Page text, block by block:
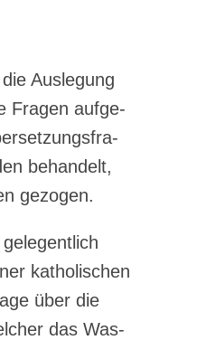
Aus­le­gung
Fra­gen auf­ge­
behan­delt,
gezogen.
katho­li­schen
über die
das Was­